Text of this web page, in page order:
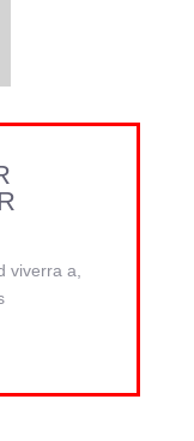
viverra a,